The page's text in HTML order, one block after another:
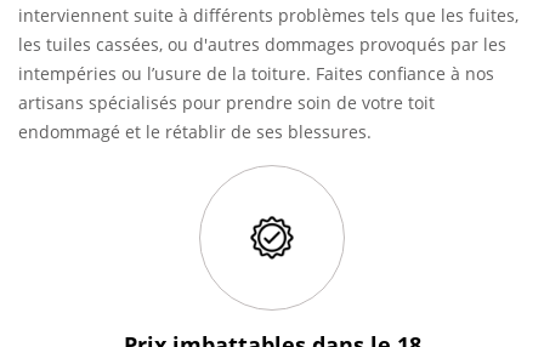
interviennent suite à différents problèmes tels que les fuites,
les tuiles cassées, ou d'autres dommages provoqués par les
intempéries ou l’usure de la toiture. Faites confiance à nos
artisans spécialisés pour prendre soin de votre toit
endommagé et le rétablir de ses blessures.